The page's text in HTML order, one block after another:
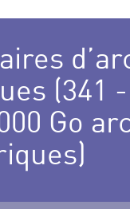
(341
Go